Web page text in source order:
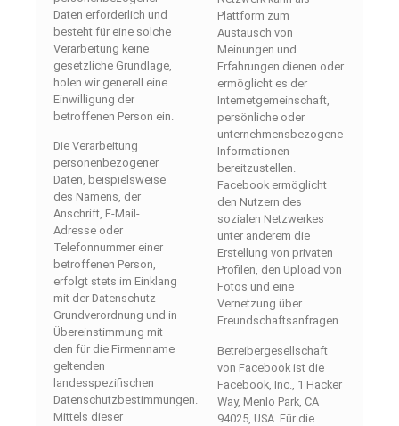
Daten erforderlich und
besteht für eine solche
Verarbeitung keine
gesetzliche Grundlage,
holen wir generell eine
Einwilligung der
betroffenen Person ein.
Die Verarbeitung
personenbezogener
Daten, beispielsweise
des Namens, der
Anschrift, E-Mail-
Adresse oder
Telefonnummer einer
betroffenen Person,
erfolgt stets im Einklang
mit der Datenschutz-
Grundverordnung und in
Übereinstimmung mit
den für die Firmenname
geltenden
landesspezifischen
Datenschutzbestimmungen.
Mittels dieser
Plattform zum
Austausch von
Meinungen und
Erfahrungen dienen oder
ermöglicht es der
Internetgemeinschaft,
persönliche oder
unternehmensbezogene
Informationen
bereitzustellen.
Facebook ermöglicht
den Nutzern des
sozialen Netzwerkes
unter anderem die
Erstellung von privaten
Profilen, den Upload von
Fotos und eine
Vernetzung über
Freundschaftsanfragen.
Betreibergesellschaft
von Facebook ist die
Facebook, Inc., 1 Hacker
Way, Menlo Park, CA
94025, USA. Für die